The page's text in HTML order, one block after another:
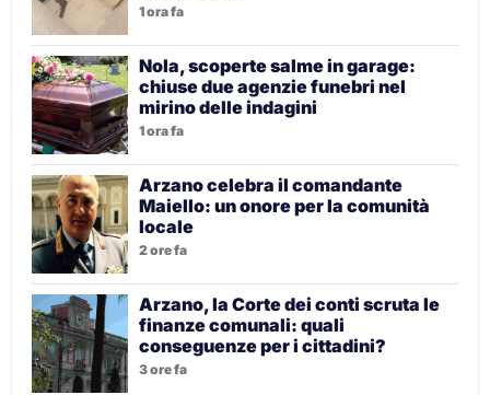
1 ora fa
Nola, scoperte salme in garage:
chiuse due agenzie funebri nel
mirino delle indagini
1 ora fa
Arzano celebra il comandante
Maiello: un onore per la comunità
locale
2 ore fa
Arzano, la Corte dei conti scruta le
finanze comunali: quali
conseguenze per i cittadini?
3 ore fa